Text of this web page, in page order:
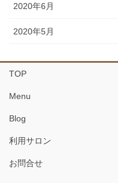
2020年6月
2020年5月
TOP
Menu
Blog
利用サロン
お問合せ